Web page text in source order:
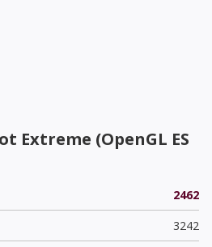
Extreme (OpenGL ES
2462
3242